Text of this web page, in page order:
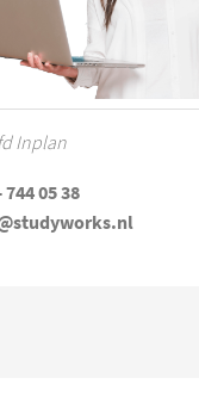
Inplan
744 05 38